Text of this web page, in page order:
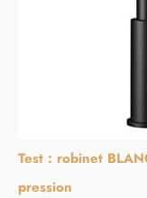
Test : robinet
pression